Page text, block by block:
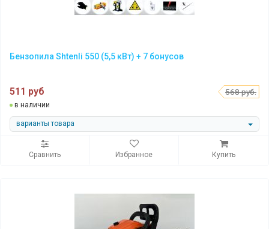
Бензопила Shtenli 550 (5,5 кВт) + 7 бонусов
511 руб 568 руб.
в наличии
варианты товара
Сравнить Избранное Купить